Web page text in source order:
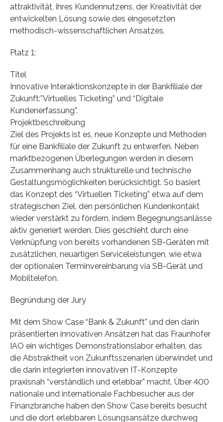
attraktivität, ihres Kundennutzens, der Kreativität der
entwickelten Lösung sowie des eingesetzten
methodisch-wissenschaftlichen Ansatzes.
Platz 1:
Titel
Innovative Interaktionskonzepte in der Bankfiliale der
Zukunft:”Virtuelles Ticketing” und “Digitale
Kundenerfassung”.
Projektbeschreibung
Ziel des Projekts ist es, neue Konzepte und Methoden
für eine Bankfiliale der Zukunft zu entwerfen. Neben
marktbezogenen Überlegungen werden in diesem
Zusammenhang auch strukturelle und technische
Gestaltungsmöglichkeiten berücksichtigt. So basiert
das Konzept des “Virtuellen Ticketing” etwa auf dem
strategischen Ziel, den persönlichen Kundenkontakt
wieder verstärkt zu fördern, indem Begegnungsanlässe
aktiv generiert werden. Dies geschieht durch eine
Verknüpfung von bereits vorhandenen SB-Geräten mit
zusätzlichen, neuartigen Serviceleistungen, wie etwa
der optionalen Terminvereinbarung via SB-Gerät und
Mobiltelefon.
Begründung der Jury
Mit dem Show Case “Bank & Zukunft” und den darin
präsentierten innovativen Ansätzen hat das Fraunhofer
IAO ein wichtiges Demonstrationslabor erhalten, das
die Abstraktheit von Zukunftsszenarien überwindet und
die darin integrierten innovativen IT-Konzepte
praxisnah “verständlich und erlebbar” macht. Über 400
nationale und internationale Fachbesucher aus der
Finanzbranche haben den Show Case bereits besucht
und die dort erlebbaren Lösungsansätze durchweg